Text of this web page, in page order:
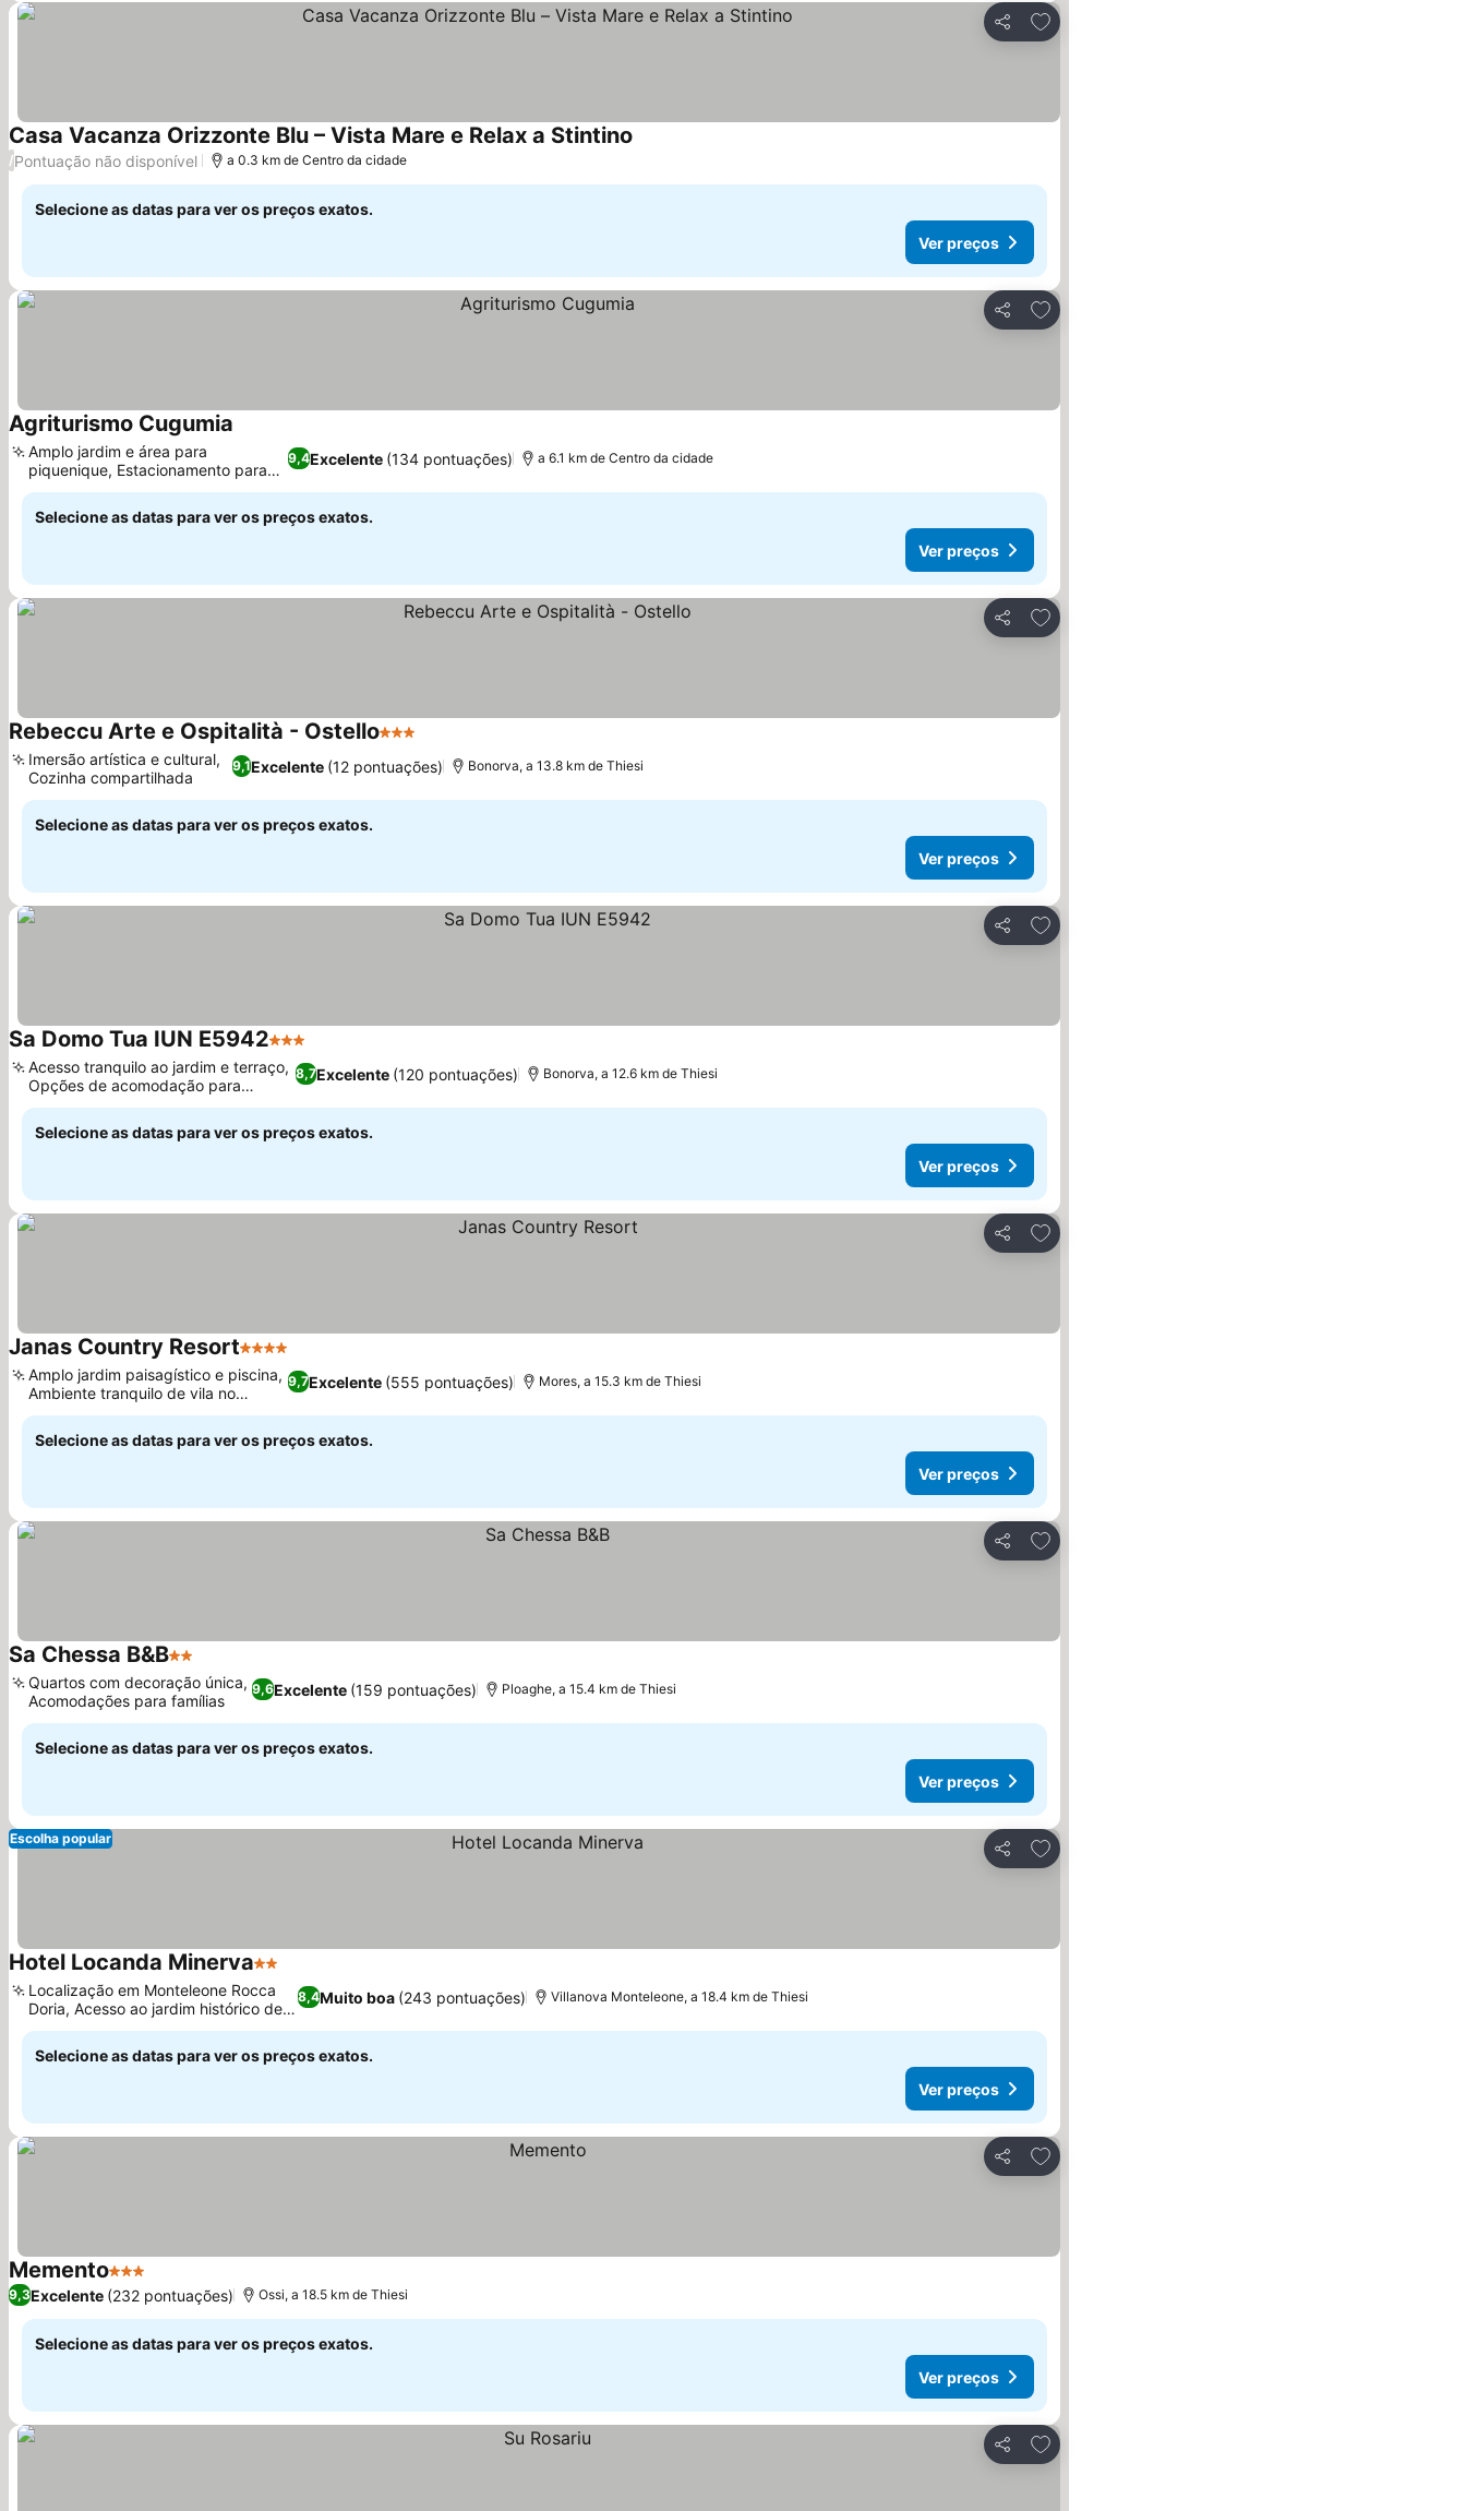
Partilhar
Adicionar aos favoritos
Casa Vacanza Orizzonte Blu – Vista Mare e Relax a Stintino
/Pontuação não disponível a 0.3 km de Centro da cidade
Selecione as datas para ver os preços exatos.
Ver preços
Partilhar
Adicionar aos favoritos
Agriturismo Cugumia
9,4Excelente (134 pontuações)
Amplo jardim e área para
piquenique, Estacionamento para
motocicletas
a 6.1 km de Centro da cidade
Selecione as datas para ver os preços exatos.
Ver preços
Partilhar
Adicionar aos favoritos
Rebeccu Arte e Ospitalità - Ostello3 Estrelas
9,1Excelente (12 pontuações)
Imersão artística e cultural,
Cozinha compartilhada
Bonorva, a 13.8 km de Thiesi
Selecione as datas para ver os preços exatos.
Ver preços
Partilhar
Adicionar aos favoritos
Sa Domo Tua IUN E59423 Estrelas
8,7Excelente (120 pontuações)
Acesso tranquilo ao jardim e terraço,
Opções de acomodação para
famílias
Bonorva, a 12.6 km de Thiesi
Selecione as datas para ver os preços exatos.
Ver preços
Partilhar
Adicionar aos favoritos
Janas Country Resort4 Estrelas
9,7Excelente (555 pontuações)
Amplo jardim paisagístico e piscina,
Ambiente tranquilo de vila no
campo
Mores, a 15.3 km de Thiesi
Selecione as datas para ver os preços exatos.
Ver preços
Partilhar
Adicionar aos favoritos
Sa Chessa B&B2 Estrelas
9,6Excelente (159 pontuações)
Quartos com decoração única,
Acomodações para famílias
Ploaghe, a 15.4 km de Thiesi
Selecione as datas para ver os preços exatos.
Ver preços
Partilhar
Adicionar aos favoritos
Escolha popular
Hotel Locanda Minerva2 Estrelas
8,4Muito boa (243 pontuações)
Localização em Monteleone Rocca
Doria, Acesso ao jardim histórico de
rosas
Villanova Monteleone, a 18.4 km de Thiesi
Selecione as datas para ver os preços exatos.
Ver preços
Partilhar
Adicionar aos favoritos
Memento3 Estrelas
9,3Excelente (232 pontuações) Ossi, a 18.5 km de Thiesi
Selecione as datas para ver os preços exatos.
Ver preços
Partilhar
Adicionar aos favoritos